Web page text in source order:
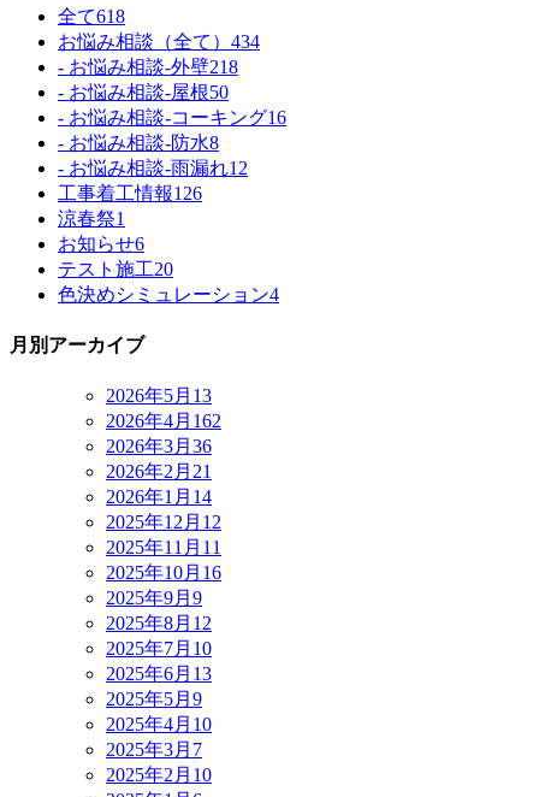
全て618
お悩み相談（全て） 434
- お悩み相談-外壁218
- お悩み相談-屋根50
- お悩み相談-コーキング16
- お悩み相談-防水8
- お悩み相談-雨漏れ12
工事着工情報126
涼春祭1
お知らせ6
テスト施工20
色決めシミュレーション4
月別アーカイブ
2026年5月 13
2026年4月 162
2026年3月 36
2026年2月 21
2026年1月 14
2025年12月 12
2025年11月 11
2025年10月 16
2025年9月 9
2025年8月 12
2025年7月 10
2025年6月 13
2025年5月 9
2025年4月 10
2025年3月 7
2025年2月 10